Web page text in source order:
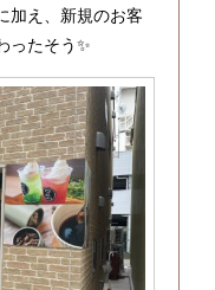
加え、新規のお客
ったそう✨